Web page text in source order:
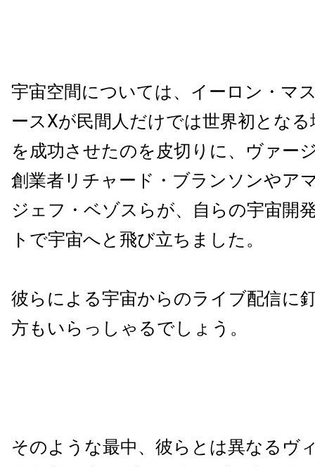
宇宙空間については、イーロン・マ
ースXが民間人だけでは世界初とな
を成功させたのを皮切りに、ヴァー
創業者リチャード・ブランソンやア
ジェフ・ベゾスらが、自らの宇宙開
トで宇宙へと飛び立ちました。
彼らによる宇宙からのライブ配信に
方もいらっしゃるでしょう。
そのような最中、彼らとは異なるヴ